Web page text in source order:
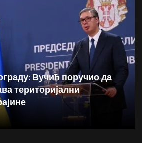
Вучић поручио да
територијални